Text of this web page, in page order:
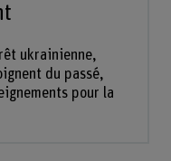
ukrainienne,
du passé,
pour la